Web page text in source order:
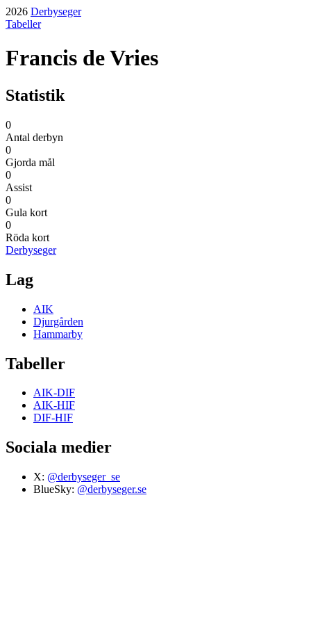
2026 Derbyseger
Tabeller
Francis de Vries
Statistik
0
Antal derbyn
0
Gjorda mål
0
Assist
0
Gula kort
0
Röda kort
Derbyseger
Lag
AIK
Djurgården
Hammarby
Tabeller
AIK-DIF
AIK-HIF
DIF-HIF
Sociala medier
X: @derbyseger_se
BlueSky: @derbyseger.se